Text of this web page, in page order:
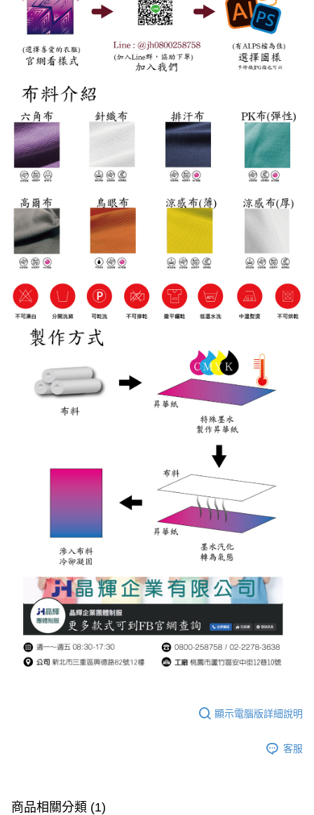
顯示電腦版詳細說明
客服
商品相關分類 (1)